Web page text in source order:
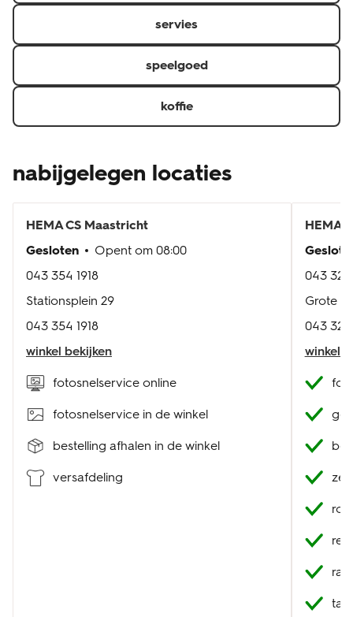
servies
speelgoed
koffie
nabijgelegen locaties
HEMACS Maastricht
Gesloten
Opent om 08:00
043 354 1918
Stationsplein 29
043 354 1918
winkel bekijken
fotosnelservice online
fotosnelservice in de winkel
bestelling afhalen in de winkel
versafdeling
HEMA
043 321
Grote
043 321
winkel